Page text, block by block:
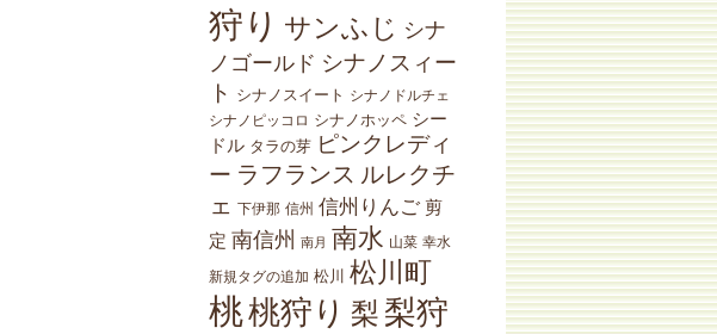
狩り サンふじ シナ
ノゴールド シナノスィー
ト シナノスイート シナノドルチェ
シナノピッコロ シナノホッペ シー
ドル タラの芽 ピンクレディ
ー ラフランス ルレクチ
ェ 下伊那 信州 信州りんご 剪
定 南信州 南月 南水 山菜 幸水
新規タグの追加 松川 松川町
桃桃狩り 梨 梨狩